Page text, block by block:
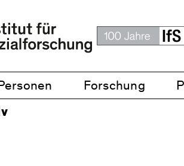
Forschung